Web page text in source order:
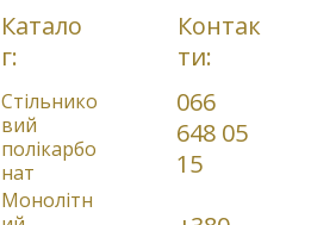
066
648 05
15
Катало
г:
Стільнико
вий
полікарбо
нат
Монолітн
Контак
ти: